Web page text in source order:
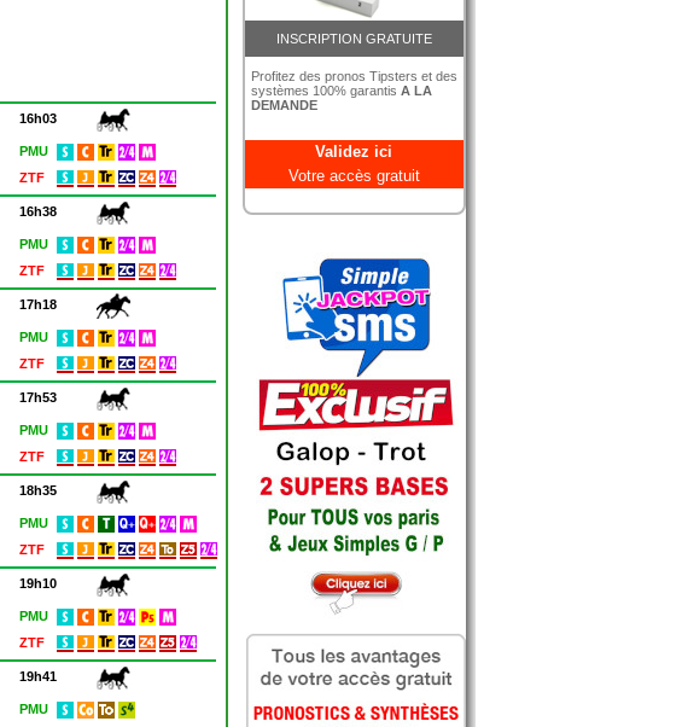
16h03
PMU
ZTF
16h38
PMU
ZTF
17h18
PMU
ZTF
17h53
PMU
ZTF
18h35
PMU
ZTF
19h10
PMU
ZTF
19h41
PMU
INSCRIPTION GRATUITE
Profitez des pronos Tipsters et des
systèmes 100% garantis A LA
DEMANDE
Validez ici
Votre accès gratuit